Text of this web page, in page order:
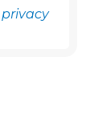
privacy